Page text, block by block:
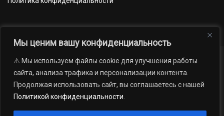
Мы ценим вашу конфиденциальность
⚠️ Мы используем файлы cookie для улучшения работы
сайта, анализа трафика и персонализации контента.
Продолжая использовать сайт, вы соглашаетесь с нашей
Политикой конфиденциальности
Новости Наши проекты
Официально
АРХИВ
16+
газеты «Миасский рабочий»; Областное государственное учреждение
«Издательский дом «Губерния». Все права защищены.